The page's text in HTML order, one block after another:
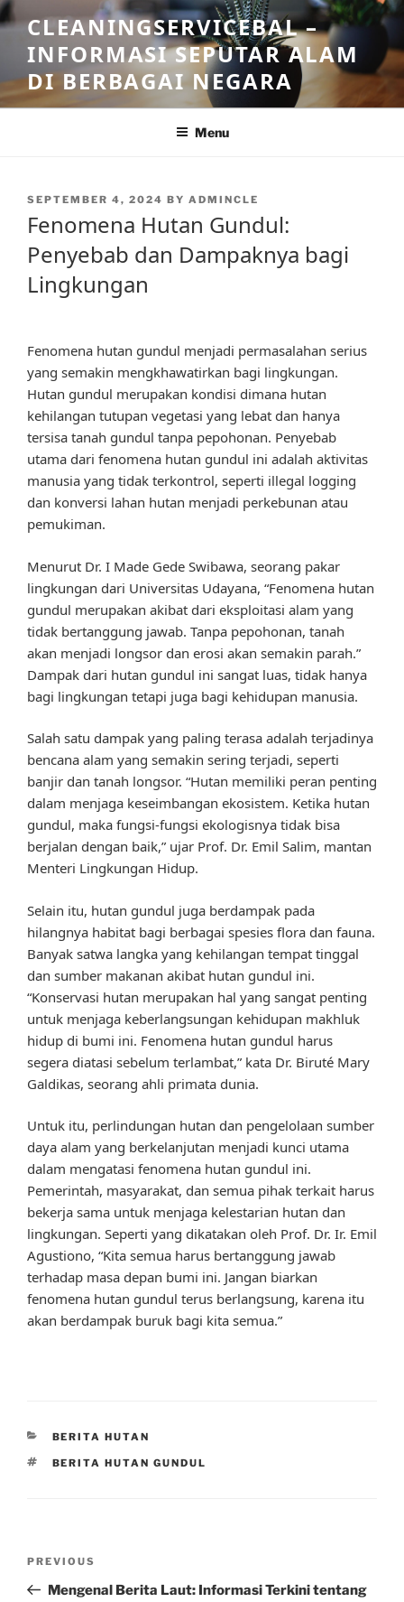
Skip
to
content
CLEANINGSERVICEBAL –
INFORMASI SEPUTAR ALAM
DI BERBAGAI NEGARA
Menu
POSTED
SEPTEMBER 4, 2024 BY ADMINCLE
Fenomena Hutan Gundul:
Penyebab dan Dampaknya bagi
Lingkungan
Fenomena hutan gundul menjadi permasalahan serius
yang semakin mengkhawatirkan bagi lingkungan.
Hutan gundul merupakan kondisi dimana hutan
kehilangan tutupan vegetasi yang lebat dan hanya
tersisa tanah gundul tanpa pepohonan. Penyebab
utama dari fenomena hutan gundul ini adalah aktivitas
manusia yang tidak terkontrol, seperti illegal logging
dan konversi lahan hutan menjadi perkebunan atau
pemukiman.
Menurut Dr. I Made Gede Swibawa, seorang pakar
lingkungan dari Universitas Udayana, “Fenomena hutan
gundul merupakan akibat dari eksploitasi alam yang
tidak bertanggung jawab. Tanpa pepohonan, tanah
akan menjadi longsor dan erosi akan semakin parah.”
Dampak dari hutan gundul ini sangat luas, tidak hanya
bagi lingkungan tetapi juga bagi kehidupan manusia.
Salah satu dampak yang paling terasa adalah terjadinya
bencana alam yang semakin sering terjadi, seperti
banjir dan tanah longsor. “Hutan memiliki peran penting
dalam menjaga keseimbangan ekosistem. Ketika hutan
gundul, maka fungsi-fungsi ekologisnya tidak bisa
berjalan dengan baik,” ujar Prof. Dr. Emil Salim, mantan
Menteri Lingkungan Hidup.
Selain itu, hutan gundul juga berdampak pada
hilangnya habitat bagi berbagai spesies flora dan fauna.
Banyak satwa langka yang kehilangan tempat tinggal
dan sumber makanan akibat hutan gundul ini.
“Konservasi hutan merupakan hal yang sangat penting
untuk menjaga keberlangsungan kehidupan makhluk
hidup di bumi ini. Fenomena hutan gundul harus
segera diatasi sebelum terlambat,” kata Dr. Biruté Mary
Galdikas, seorang ahli primata dunia.
Untuk itu, perlindungan hutan dan pengelolaan sumber
daya alam yang berkelanjutan menjadi kunci utama
dalam mengatasi fenomena hutan gundul ini.
Pemerintah, masyarakat, dan semua pihak terkait harus
bekerja sama untuk menjaga kelestarian hutan dan
lingkungan. Seperti yang dikatakan oleh Prof. Dr. Ir. Emil
Agustiono, “Kita semua harus bertanggung jawab
terhadap masa depan bumi ini. Jangan biarkan
fenomena hutan gundul terus berlangsung, karena itu
akan berdampak buruk bagi kita semua.”
CATEGORIES
BERITA HUTAN
TAGS
BERITA HUTAN GUNDUL
Previous
Post
PREVIOUS
Mengenal Berita Laut: Informasi Terkini tentang